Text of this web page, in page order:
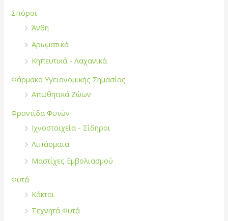
Σπόροι
Άνθη
Αρωματικά
Κηπευτικά - Λαχανικά
Φάρμακα Υγειονομικής Σημασίας
Απωθητικά Ζώων
Φροντίδα Φυτών
Ιχνοστοιχεία - Σίδηροι
Λιπάσματα
Μαστίχες Εμβολιασμού
Φυτά
Κάκτοι
Τεχνητά Φυτά